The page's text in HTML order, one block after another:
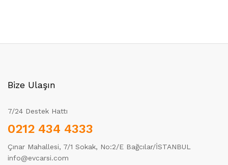
Bize Ulaşın
7/24 Destek Hattı
0212 434 4333
Çınar Mahallesi, 7/1 Sokak, No:2/E Bağcılar/İSTANBUL
info@evcarsi.com